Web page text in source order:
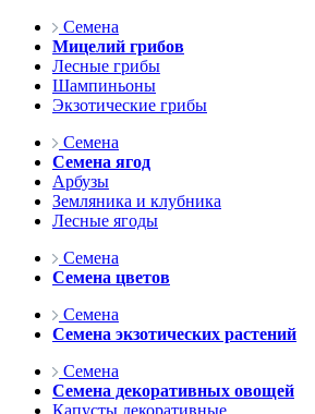
Семена
Мицелий грибов
Лесные грибы
Шампиньоны
Экзотические грибы
Семена
Семена ягод
Арбузы
Земляника и клубника
Лесные ягоды
Семена
Семена цветов
Семена
Семена экзотических растений
Семена
Семена декоративных овощей
Капусты декоративные